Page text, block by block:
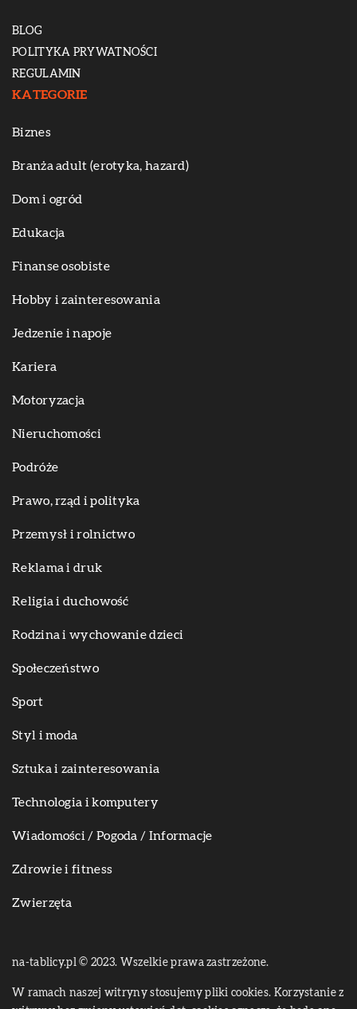
BLOG
POLITYKA PRYWATNOŚCI
REGULAMIN
KATEGORIE
Biznes
Branża adult (erotyka, hazard)
Dom i ogród
Edukacja
Finanse osobiste
Hobby i zainteresowania
Jedzenie i napoje
Kariera
Motoryzacja
Nieruchomości
Podróże
Prawo, rząd i polityka
Przemysł i rolnictwo
Reklama i druk
Religia i duchowość
Rodzina i wychowanie dzieci
Społeczeństwo
Sport
Styl i moda
Sztuka i zainteresowania
Technologia i komputery
Wiadomości / Pogoda / Informacje
Zdrowie i fitness
Zwierzęta
na-tablicy.pl © 2023. Wszelkie prawa zastrzeżone.
W ramach naszej witryny stosujemy pliki cookies. Korzystanie z